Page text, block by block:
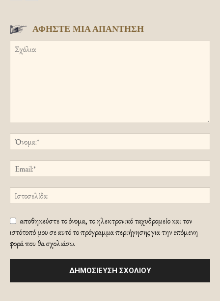
ΑΦΗΣΤΕ ΜΙΑ ΑΠΑΝΤΗΣΗ
αποθηκεύστε το όνομα, το ηλεκτρονικό ταχυδρομείο και τον
ιστότοπό μου σε αυτό το πρόγραμμα περιήγησης για την επόμενη
φορά που θα σχολιάσω.